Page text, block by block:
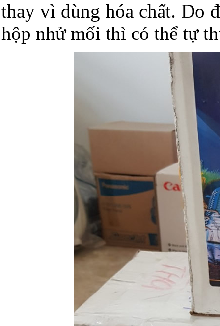
thay vì dùng hóa chất. Do
hộp nhử mối thì có thể tự